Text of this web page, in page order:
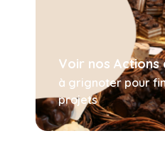
Voir nos Actions
à grignoter pour
projets